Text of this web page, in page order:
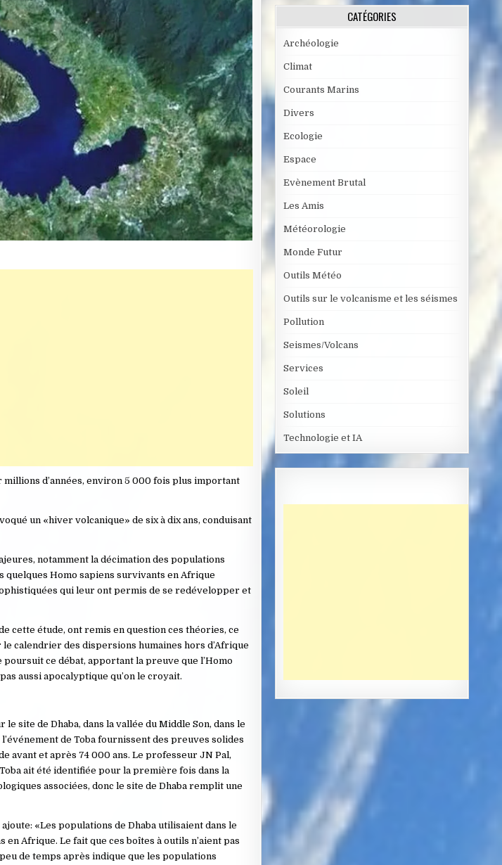
d’années, environ 5 000 fois plus important
un «hiver volcanique» de six à dix ans, conduisant
notamment la décimation des populations
quelques Homo sapiens survivants en Afrique
qui leur ont permis de se redévelopper et
cette étude, ont remis en question ces théories, ce
calendrier des dispersions humaines hors d’Afrique
ce débat, apportant la preuve que l’Homo
aussi apocalyptique qu’on le croyait.
site de Dhaba, dans la vallée du Middle Son, dans le
de Toba fournissent des preuves solides
avant et après 74 000 ans. Le professeur JN Pal,
ait été identifiée pour la première fois dans la
associées, donc le site de Dhaba remplit une
«Les populations de Dhaba utilisaient dans le
Afrique. Le fait que ces boîtes à outils n’aient pas
de temps après indique que les populations
CATÉGORIES
Archéologie
Climat
Courants Marins
Divers
Ecologie
Espace
Evènement Brutal
Les Amis
Météorologie
Monde Futur
Outils Météo
Outils sur le volcanisme et les séismes
Pollution
Seismes/Volcans
Services
Soleil
Solutions
Technologie et IA